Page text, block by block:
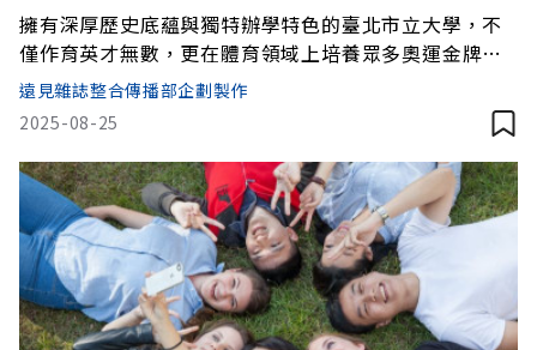
擁有深厚歷史底蘊與獨特辦學特色的臺北市立大學，不
僅作育英才無數，更在體育領域上培養眾多奧運金牌選
手。而作為臺灣唯一市立大學，更扛下臺北市政策智庫
重任，為都市發展提供堅實後盾。由臺北市立教育大學
和臺北體育學院合併成立的臺北市立大學（簡稱北市
大），承襲優秀師培傳統與體育基因，同時觸角延伸至
藝術人文等領域
遠見雜誌整合傳播部企劃製作
2025-08-25